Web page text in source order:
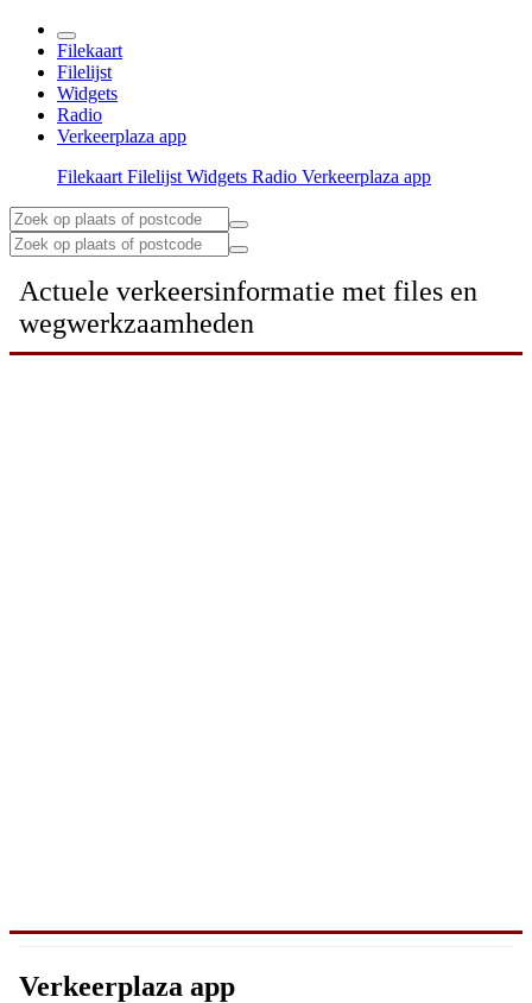
Filekaart
Filelijst
Widgets
Radio
Verkeerplaza app
Filekaart Filelijst Widgets Radio Verkeerplaza app
Actuele verkeersinformatie met files en
wegwerkzaamheden
Verkeerplaza app